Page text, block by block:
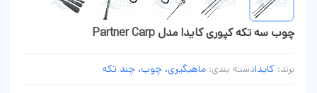
چوب سه تکه کپوری کایدا مدل Partner Carp
برند: کایدادسته بندی: ماهیگیری، چوب، چند تکه